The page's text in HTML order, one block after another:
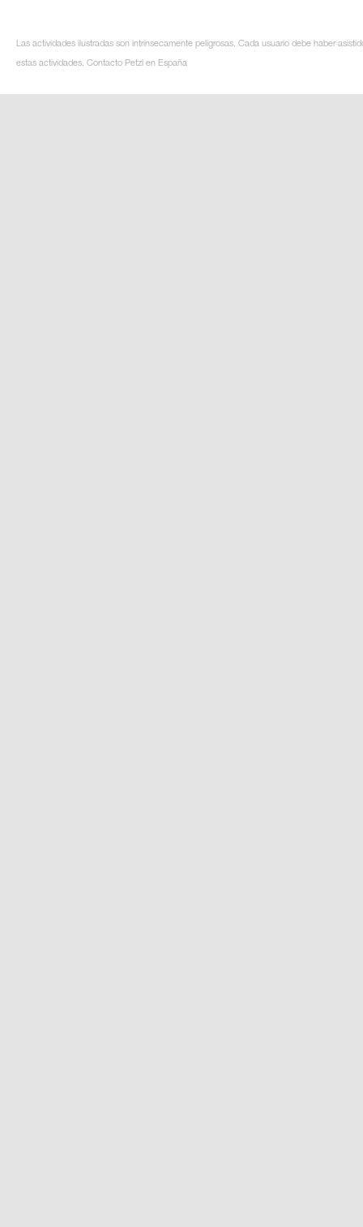
Las actividades ilustradas son intrínsecamente peligrosas. Cada usuario debe haber
estas actividades. Contacto Petzl en España